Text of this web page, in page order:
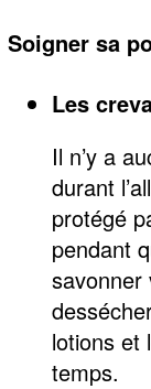
Soigner sa
Les
Il n’y a
durant
protégé
pendant
savonner
lotions et
temps.